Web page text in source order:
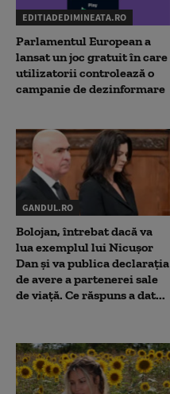
EDITIADEDIMINEATA.RO
Parlamentul European a
lansat un joc gratuit în care
utilizatorii controlează o
campanie de dezinformare
GANDUL.RO
Bolojan, întrebat dacă va
lua exemplul lui Nicușor
Dan și va publica declarația
de avere a partenerei sale
de viață. Ce răspuns a dat...